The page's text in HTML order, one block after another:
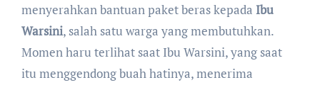
menyerahkan bantuan paket beras kepada Ibu
Warsini, salah satu warga yang membutuhkan.
Momen haru terlihat saat Ibu Warsini, yang saat
itu menggendong buah hatinya, menerima